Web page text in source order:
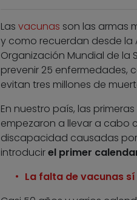
Las vacunas son las armas
y como recuerdan desde la
Organización Mundial de la
prevenir 25 enfermedades,
evitan tres millones de
En nuestro país, las
empezaron a llevar a cabo
discapacidad causadas
introducirel primer
La falta de vacunas